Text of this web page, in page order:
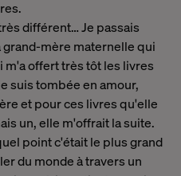
différent…Je passais
mère maternelle qui
m'a offert très tôt les livres
suis tombée en amour,
et pour ces livres qu'elle
un, elle m'offrait la suite.
point c'était le plus grand
du monde à travers un